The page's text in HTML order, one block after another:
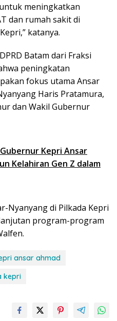
meningkatkan
dan rumah sakit di
katanya.
Batam dari Fraksi
peningkatan
fokus utama Ansar
Haris Pratamura,
dan Wakil Gubernur
Kepri Ansar
Kelahiran Gen Z dalam
Nyanyang di Pilkada Kepri
program-program
ansar ahmad
kepri